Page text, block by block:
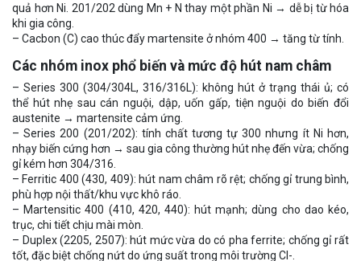
quả hơn Ni. 201/202 dùng Mn + N thay một phần Ni → dễ bị từ hóa
khi gia công.
– Cacbon (C) cao thúc đẩy martensite ở nhóm 400 → tăng từ tính.
Các nhóm inox phổ biến và mức độ hút nam châm
– Series 300 (304/304L, 316/316L): không hút ở trạng thái ủ; có
thể hút nhẹ sau cán nguội, dập, uốn gấp, tiện nguội do biến đổi
austenite → martensite cảm ứng.
– Series 200 (201/202): tính chất tương tự 300 nhưng ít Ni hơn,
nhạy biến cứng hơn → sau gia công thường hút nhẹ đến vừa; chống
gỉ kém hơn 304/316.
– Ferritic 400 (430, 409): hút nam châm rõ rệt; chống gỉ trung bình,
phù hợp nội thất/khu vực khô ráo.
– Martensitic 400 (410, 420, 440): hút mạnh; dùng cho dao kéo,
trục, chi tiết chịu mài mòn.
– Duplex (2205, 2507): hút mức vừa do có pha ferrite; chống gỉ rất
tốt, đặc biệt chống nứt do ứng suất trong môi trường Cl-.